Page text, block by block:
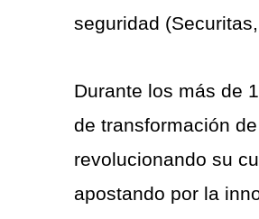
seguridad
Durante los más de
de transformación
revolucionando su
apostando por la